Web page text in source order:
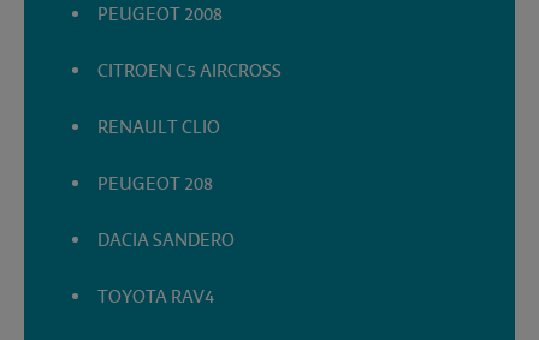
PEUGEOT 2008
CITROEN C5 AIRCROSS
RENAULT CLIO
PEUGEOT 208
DACIA SANDERO
TOYOTA RAV4